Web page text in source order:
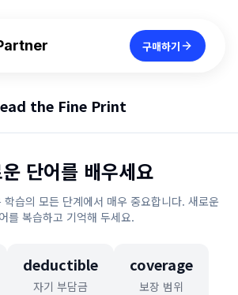
구매하기
the Fine Print
단어를 배우세요
학습의 모든 단계에서 매우 중요합니다. 새로운
를 복습하고 기억해 두세요.
deductible
자기 부담금
coverage
보장 범위